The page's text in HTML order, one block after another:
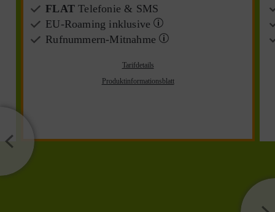
FLAT Telefonie & SMS
EU-Roaming inklusive
Rufnummern-​Mitnahme
Tarifdetails
Produktinformationsblatt